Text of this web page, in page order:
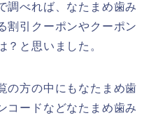
調べれば、なたまめ歯み
割引クーポンやクーポン
？と思いました。
の方の中にもなたまめ歯
コードなどなたまめ歯み